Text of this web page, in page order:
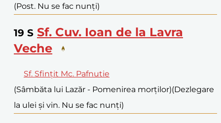
(Post. Nu se fac nunți)
19 S Sf. Cuv. Ioan de la Lavra
Veche
Sf. Sfințit Mc. Pafnutie
(Sâmbăta lui Lazăr - Pomenirea morților)(Dezlegare
la ulei și vin. Nu se fac nunți)